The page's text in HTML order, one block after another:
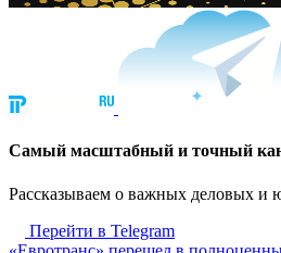
Cамый масштабный и точный
Рассказываем о важных деловых и
Перейти в Telegram